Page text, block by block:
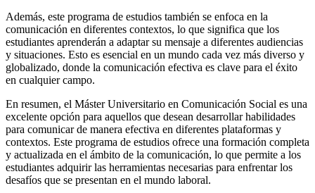
Además, este programa de estudios también se enfoca en la
comunicación en diferentes contextos, lo que significa que los
estudiantes aprenderán a adaptar su mensaje a diferentes audiencias
y situaciones. Esto es esencial en un mundo cada vez más diverso y
globalizado, donde la comunicación efectiva es clave para el éxito
en cualquier campo.
En resumen, el Máster Universitario en Comunicación Social es una
excelente opción para aquellos que desean desarrollar habilidades
para comunicar de manera efectiva en diferentes plataformas y
contextos. Este programa de estudios ofrece una formación completa
y actualizada en el ámbito de la comunicación, lo que permite a los
estudiantes adquirir las herramientas necesarias para enfrentar los
desafíos que se presentan en el mundo laboral.